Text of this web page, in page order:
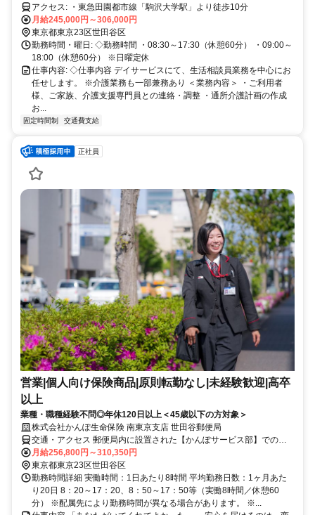
アクセス: ・東急田園都市線「駒沢大学駅」より徒歩10分
月給245,000円～306,000円
東京都東京23区世田谷区
勤務時間・曜日: ◇勤務時間 ・08:30～17:30（休憩60分） ・09:00～
18:00（休憩60分） ※日曜定休
仕事内容: ◇仕事内容 デイサービスにて、生活相談員業務を中心にお
任せします。 ※介護業務も一部兼務あり ＜業務内容＞ ・ご利用者
様、ご家族、介護支援専門員との連絡・調整 ・通所介護計画の作成
お...
固定時間制 交通費支給
正社員
営業|個人向け保険商品|原則転勤なし|未経験歓迎|高卒
以上
業種・職種経験不問◎年休120日以上＜45歳以下の方対象＞
株式会社かんぽ生命保険 南東京支店 世田谷郵便局
交通・アクセス 郵便局内に設置された【かんぽサービス部】での勤
務となります
月給256,800円～310,350円
東京都東京23区世田谷区
勤務時間詳細 実働時間：1日あたり8時間 平均勤務日数：1ヶ月あた
り20日 8：20～17：20、8：50～17：50等（実働8時間／休憩60
分） ※配属先により勤務時間が異なる場合があります。 ※...